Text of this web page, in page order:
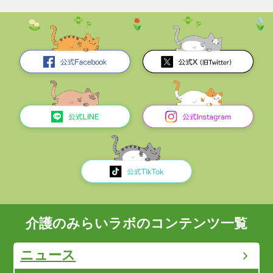
介護のみらいラボのコンテンツ一覧
ニュース